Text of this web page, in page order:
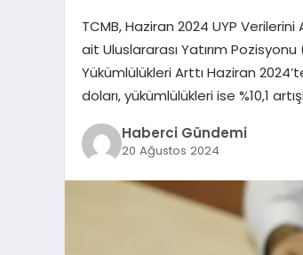
TCMB, Haziran 2024 UYP
ait Uluslararası Yatırım Pozisyonu
Yükümlülükleri Arttı Haziran
doları, yükümlülükleri ise %10,1
Haberci Gündemi
20 Ağustos 2024